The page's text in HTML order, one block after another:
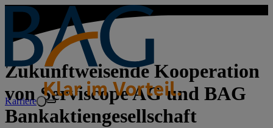
Karriere
Zukunftweisende Kooperation
von Serviscope AG und BAG
Bankaktiengesellschaft